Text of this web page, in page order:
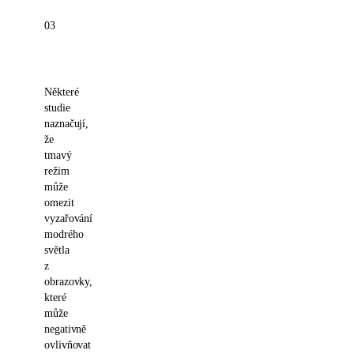
03
světla
Některé
studie
naznačují,
že
tmavý
režim
může
omezit
vyzařování
modrého
světla
z
obrazovky,
které
může
negativně
ovlivňovat